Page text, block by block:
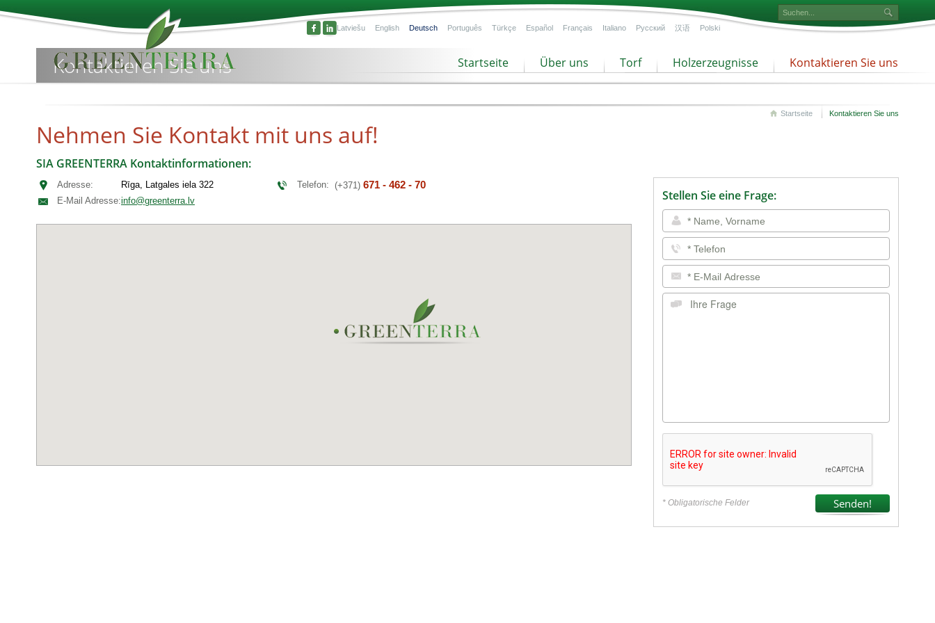
Latviešu English Deutsch Português Türkçe Español Français Italiano Русский 汉语 Polski
Startseite Über uns Torf Holzerzeugnisse Kontaktieren Sie uns
Kontaktieren Sie uns
Startseite Kontaktieren Sie uns
Nehmen Sie Kontakt mit uns auf!
SIA GREENTERRA Kontaktinformationen:
Adresse:
Rīga, Latgales iela 322
E-Mail Adresse:info@greenterra.lv
Telefon: (+371) 671 - 462 - 70
Stellen Sie eine Frage:
* Obligatorische Felder